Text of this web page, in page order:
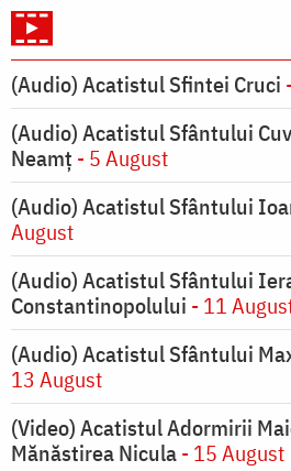
(Audio) Acatistul Sfintei Cruci
(Audio) Acatistul Sfântului
Neamț - 5 August
(Audio) Acatistul Sfântului
August
(Audio) Acatistul Sfântului
Constantinopolului - 11
(Audio) Acatistul Sfântului
13 August
(Video) Acatistul Adormirii
Mănăstirea Nicula- 15 August